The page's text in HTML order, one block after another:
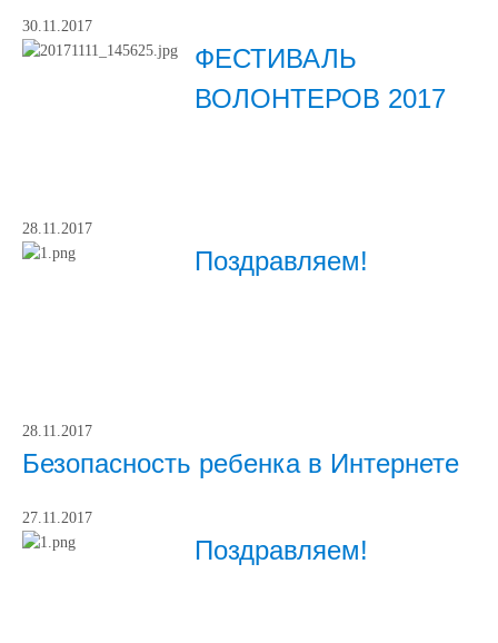
30.11.2017
ФЕСТИВАЛЬ
ВОЛОНТЕРОВ 2017
28.11.2017
Поздравляем!
28.11.2017
Безопасность ребенка в Интернете
27.11.2017
Поздравляем!